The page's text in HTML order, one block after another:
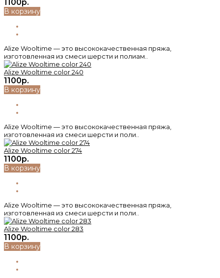
1100р.
В корзину
Alize Wooltime — это высококачественная пряжа,
изготовленная из смеси шерсти и полиам..
Alize Wooltime color 240
1100р.
В корзину
Alize Wooltime — это высококачественная пряжа,
изготовленная из смеси шерсти и поли..
Alize Wooltime color 274
1100р.
В корзину
Alize Wooltime — это высококачественная пряжа,
изготовленная из смеси шерсти и поли..
Alize Wooltime color 283
1100р.
В корзину